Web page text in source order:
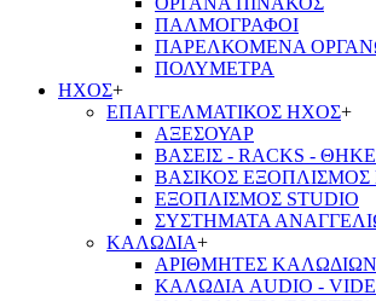
ΠΑΛΜΟΓΡΑΦΟΙ
ΠΑΡΕΛΚΟΜΕΝΑ
ΠΟΛΥΜΕΤΡΑ
ΗΧΟΣ+
ΕΠΑΓΓΕΛΜΑΤΙΚΟΣ ΗΧΟΣ+
ΑΞΕΣΟΥΑΡ
ΒΑΣΕΙΣ - RACKS -
ΒΑΣΙΚΟΣ
ΕΞΟΠΛΙΣΜΟΣ STUDIO
ΣΥΣΤΗΜΑΤΑ
ΚΑΛΩΔΙΑ+
ΑΡΙΘΜΗΤΕΣ ΚΑΛΩΔΙΩΝ
ΚΑΛΩΔΙΑ AUDIO -